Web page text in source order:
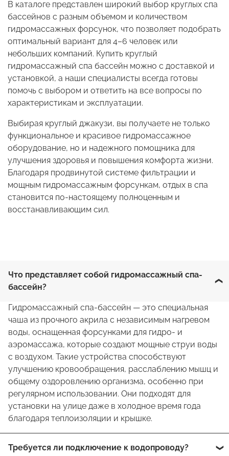
В каталоге представлен широкий выбор круглых спа
бассейнов с разным объемом и количеством
гидромассажных форсунок, что позволяет подобрать
оптимальный вариант для 4–6 человек или
небольших компаний. Купить круглый
гидромассажный спа бассейн можно с доставкой и
установкой, а наши специалисты всегда готовы
помочь с выбором и ответить на все вопросы по
характеристикам и эксплуатации.
Выбирая круглый джакузи, вы получаете не только
функциональное и красивое гидромассажное
оборудование, но и надежного помощника для
улучшения здоровья и повышения комфорта жизни.
Благодаря продвинутой системе фильтрации и
мощным гидромассажным форсункам, отдых в спа
становится по-настоящему полноценным и
восстанавливающим сил.
Что представляет собой гидромассажный спа-
бассейн?
Гидромассажный спа-бассейн — это специальная
чаша из прочного акрила с независимым нагревом
воды, оснащенная форсунками для гидро- и
аэромассажа, которые создают мощные струи воды
с воздухом. Такие устройства способствуют
улучшению кровообращения, расслаблению мышц и
общему оздоровлению организма, особенно при
регулярном использовании. Они подходят для
установки на улице даже в холодное время года
благодаря теплоизоляции и крышке.
Требуется ли подключение к водопроводу?